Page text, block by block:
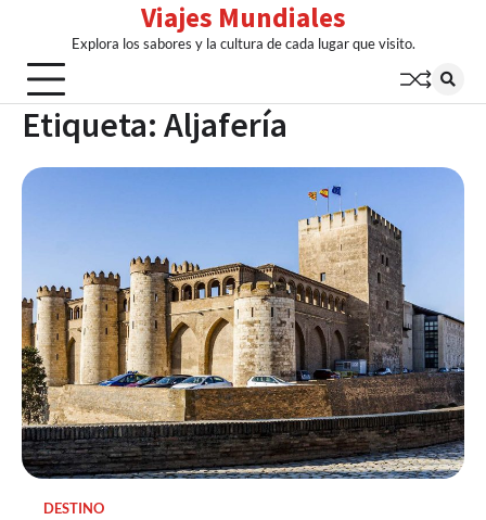
content
Viajes Mundiales
Explora los sabores y la cultura de cada lugar que visito.
Etiqueta: Aljafería
DESTINO